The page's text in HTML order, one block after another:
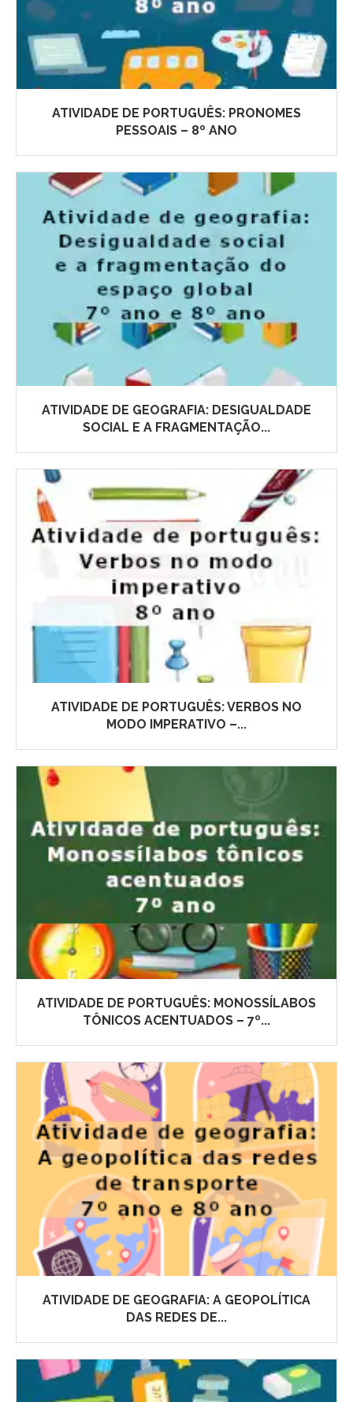
ATIVIDADE DE PORTUGUÊS: PRONOMES
PESSOAIS – 8º ANO
ATIVIDADE DE GEOGRAFIA: DESIGUALDADE
SOCIAL E A FRAGMENTAÇÃO...
ATIVIDADE DE PORTUGUÊS: VERBOS NO
MODO IMPERATIVO –...
ATIVIDADE DE PORTUGUÊS: MONOSSÍLABOS
TÔNICOS ACENTUADOS – 7º...
ATIVIDADE DE GEOGRAFIA: A GEOPOLÍTICA
DAS REDES DE...